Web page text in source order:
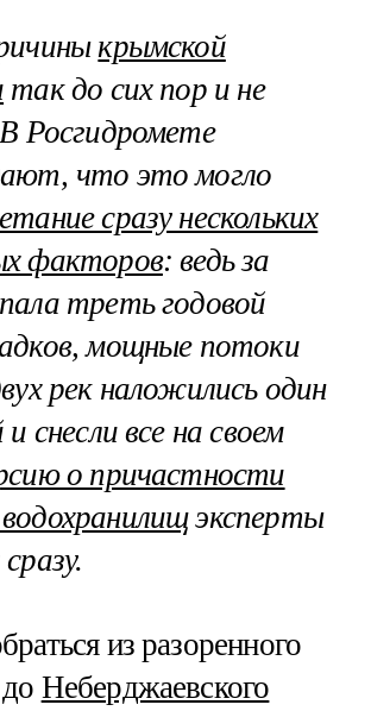
крымской
так до сих пор и не
Росгидромете
что это могло
сразу нескольких
факторов: ведь за
треть годовой
мощные потоки
рек наложились один
и снесли все на своем
о причастности
эксперты
из разоренного
Неберджаевского